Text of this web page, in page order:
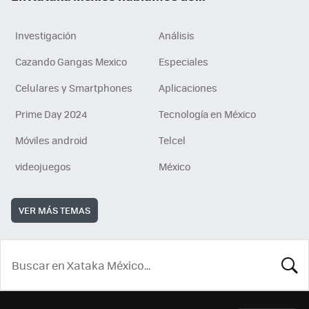
Investigación
Análisis
Cazando Gangas Mexico
Especiales
Celulares y Smartphones
Aplicaciones
Prime Day 2024
Tecnología en México
Móviles android
Telcel
videojuegos
México
VER MÁS TEMAS